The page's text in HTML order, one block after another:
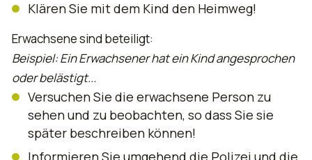
Klären Sie mit dem Kind den Heimweg!
Erwachsene sind beteiligt:
Beispiel: Ein Erwachsener hat ein Kind angesprochen
oder belästigt...
Versuchen Sie die erwachsene Person zu
sehen und zu beobachten, so dass Sie sie
später beschreiben können!